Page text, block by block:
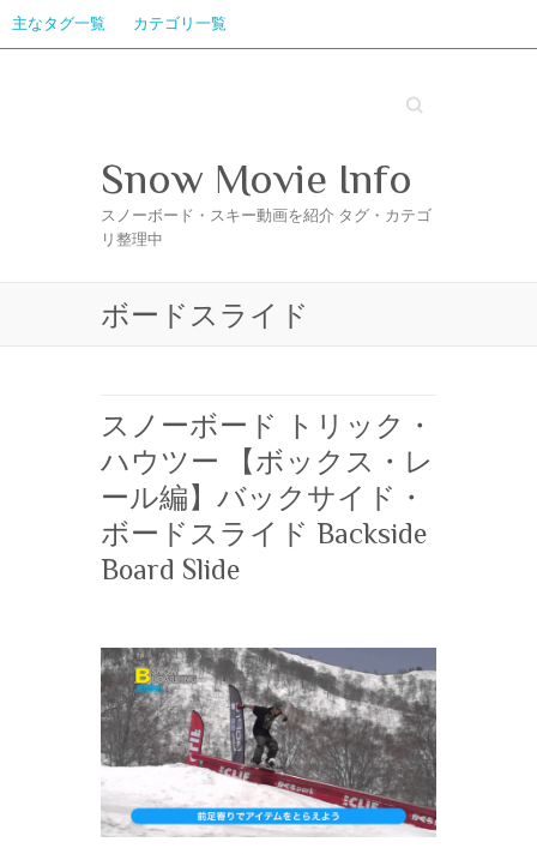
主なタグ一覧 カテゴリ一覧
Search
Snow Movie Info
スノーボード・スキー動画を紹介 タグ・カテゴ
リ整理中
ボードスライド
スノーボード トリック・
ハウツー 【ボックス・レ
ール編】バックサイド・
ボードスライド Backside
Board Slide